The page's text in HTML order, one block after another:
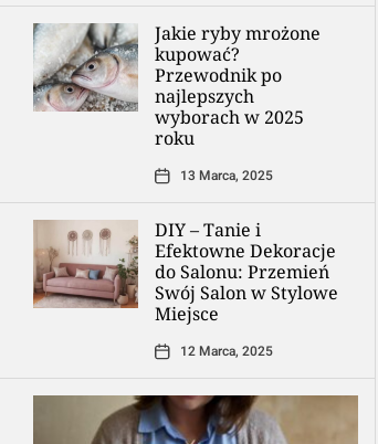
Jakie ryby mrożone
kupować?
Przewodnik po
najlepszych
wyborach w 2025
roku
13 Marca, 2025
DIY – Tanie i
Efektowne Dekoracje
do Salonu: Przemień
Swój Salon w Stylowe
Miejsce
12 Marca, 2025